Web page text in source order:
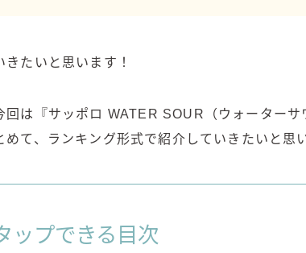
お問い合
きたいと思います！
回は『サッポロ WATER SOUR（ウォーター
めて、ランキング形式で紹介していきたいと思
ップできる目次